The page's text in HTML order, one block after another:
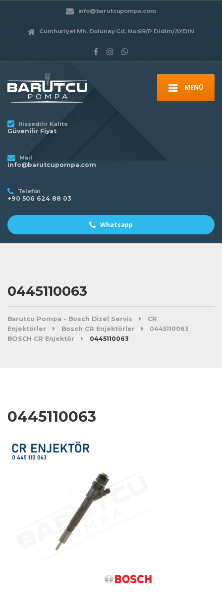
info@barutcupompa.com
Cumhuriyet Mh. Dolunay Cd. No:69/P Didim/AYDIN
MENÜ
Hissedilir Kalite
Güvenilir Fiyat
Mail
info@barutcupompa.com
Telefon
+90 506 624 88 03
Whatsapp
0445110063
Barutcu Pompa - Bosch Dizel Servis
CR
Enjektörler
Bosch CR Enjektörler
0445110063
BOSCH CR Enjektör
0445110063
0445110063